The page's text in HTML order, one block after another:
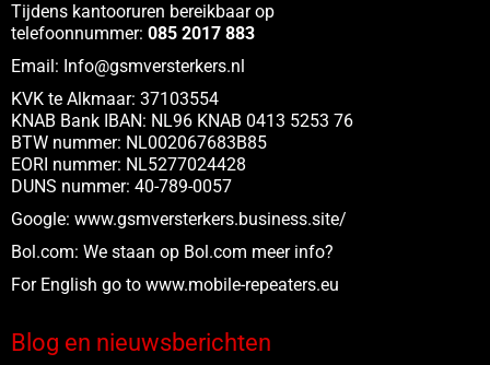
Tijdens kantooruren bereikbaar op
telefoonnummer: 085 2017 883
Email: Info@gsmversterkers.nl
KVK te Alkmaar: 37103554
KNAB Bank IBAN: NL96 KNAB 0413 5253 76
BTW nummer: NL002067683B85
EORI nummer: NL5277024428
DUNS nummer: 40-789-0057
Google: www.gsmversterkers.business.site/
Bol.com: We staan op Bol.com meer info?
For English go to www.mobile-repeaters.eu
Blog en nieuwsberichten